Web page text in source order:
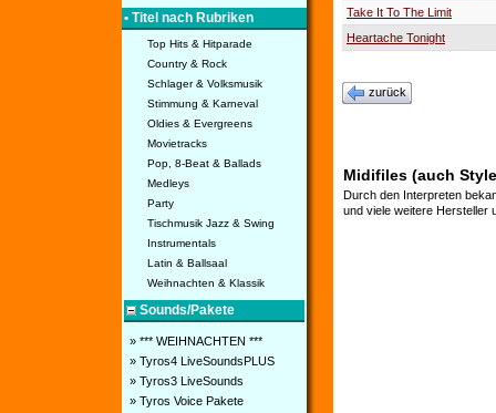
• Titel nach Rubriken
Top Hits & Hitparade
Country & Rock
Schlager & Volksmusik
Stimmung & Karneval
Oldies & Evergreens
Movietracks
Pop, 8-Beat & Ballads
Medleys
Party
Tischmusik Jazz & Swing
Instrumentals
Latin & Ballsaal
Weihnachten & Klassik
Sounds/Pakete
» *** WEIHNACHTEN ***
» Tyros4 LiveSoundsPLUS
» Tyros3 LiveSounds
» Tyros Voice Pakete
Take It To The Limit
Heartache Tonight
zurück
Midifiles (auch
Durch den Interpreten
und viele weitere Hersteller